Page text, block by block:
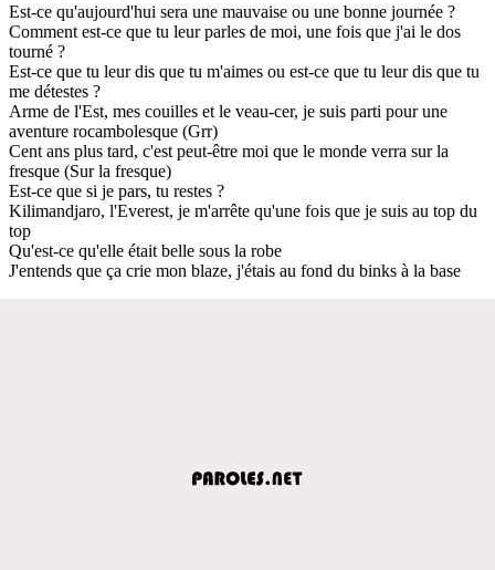
Est-ce qu'aujourd'hui sera une mauvaise ou une bonne journée ?
Comment est-ce que tu leur parles de moi, une fois que j'ai le dos
tourné ?
Est-ce que tu leur dis que tu m'aimes ou est-ce que tu leur dis que tu
me détestes ?
Arme de l'Est, mes couilles et le veau-cer, je suis parti pour une
aventure rocambolesque (Grr)
Cent ans plus tard, c'est peut-être moi que le monde verra sur la
fresque (Sur la fresque)
Est-ce que si je pars, tu restes ?
Kilimandjaro, l'Everest, je m'arrête qu'une fois que je suis au top du
top
Qu'est-ce qu'elle était belle sous la robe
J'entends que ça crie mon blaze, j'étais au fond du binks à la base